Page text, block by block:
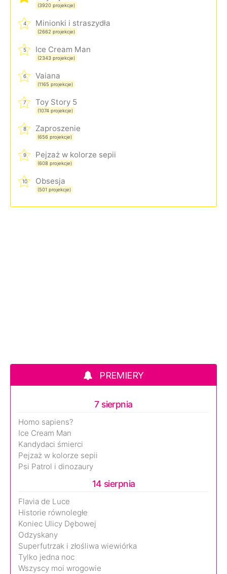
(3920 projekcje)
4 Minionki i straszydła
(2662 projekcje)
5 Ice Cream Man
(2343 projekcje)
6 Vaiana
(1165 projekcje)
7 Toy Story 5
(1074 projekcje)
8 Zaproszenie
(656 projekcje)
9 Pejzaż w kolorze sepii
(608 projekcje)
10 Obsesja
(501 projekcje)
PREMIERY
7 sierpnia
Homo sapiens?
Ice Cream Man
Kandydaci śmierci
Pejzaż w kolorze sepii
Psi Patrol i dinozaury
14 sierpnia
Flavia de Luce
Historie równoległe
Koniec Ulicy Dębowej
Odzyskany
Superfutrzak i złośliwa wiewiórka
Tylko jedna noc
Wszyscy moi wrogowie